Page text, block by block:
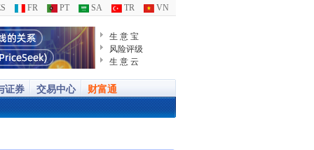
FR PT SA TR VN
生 意 宝
风险评级
生 意 云
证券 交易中心 财富通